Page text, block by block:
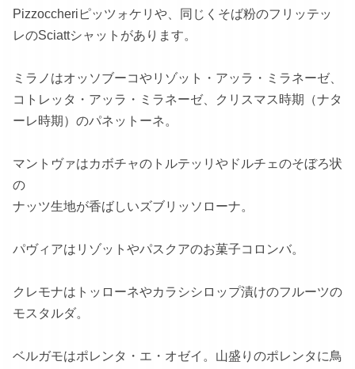
Pizzoccheriピッツォケリや、同じくそば粉のフリッテッ
レのSciattシャットがあります。
ミラノはオッソブーコやリゾット・アッラ・ミラネーゼ、
コトレッタ・アッラ・ミラネーゼ、クリスマス時期（ナタ
ーレ時期）のパネットーネ。
マントヴァはカボチャのトルテッリやドルチェのそぼろ状
の
ナッツ生地が香ばしいズブリッソローナ。
パヴィアはリゾットやパスクアのお菓子コロンバ。
クレモナはトッローネやカラシシロップ漬けのフルーツの
モスタルダ。
ベルガモはポレンタ・エ・オゼイ。山盛りのポレンタに鳥